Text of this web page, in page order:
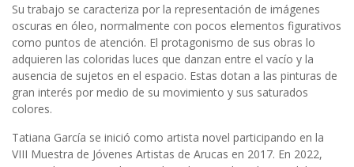
Su trabajo se caracteriza por la representación de imágenes
oscuras en óleo, normalmente con pocos elementos figurativos
como puntos de atención. El protagonismo de sus obras lo
adquieren las coloridas luces que danzan entre el vacío y la
ausencia de sujetos en el espacio. Estas dotan a las pinturas de
gran interés por medio de su movimiento y sus saturados
colores.
Tatiana García se inició como artista novel participando en la
VIII Muestra de Jóvenes Artistas de Arucas en 2017. En 2022,